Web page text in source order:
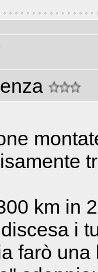
km in
i
farò